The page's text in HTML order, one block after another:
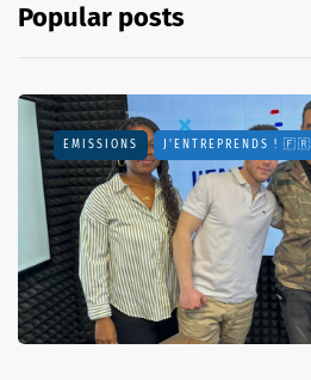
Popular posts
EMISSIONS J'ENTREPRENDS ! 🇫🇷